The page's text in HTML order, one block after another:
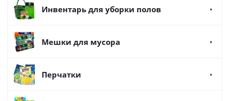
Инвентарь для уборки полов
Мешки для мусора
Перчатки